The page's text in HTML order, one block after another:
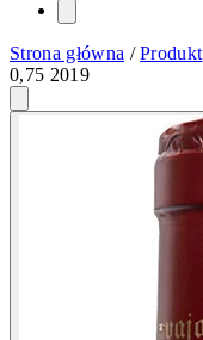
Strona główna /Produkt
0,75 2019